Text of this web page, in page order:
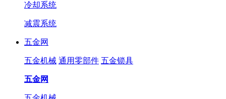
冷却系统
减震系统
五金网
五金机械 通用零部件 五金锁具
五金网